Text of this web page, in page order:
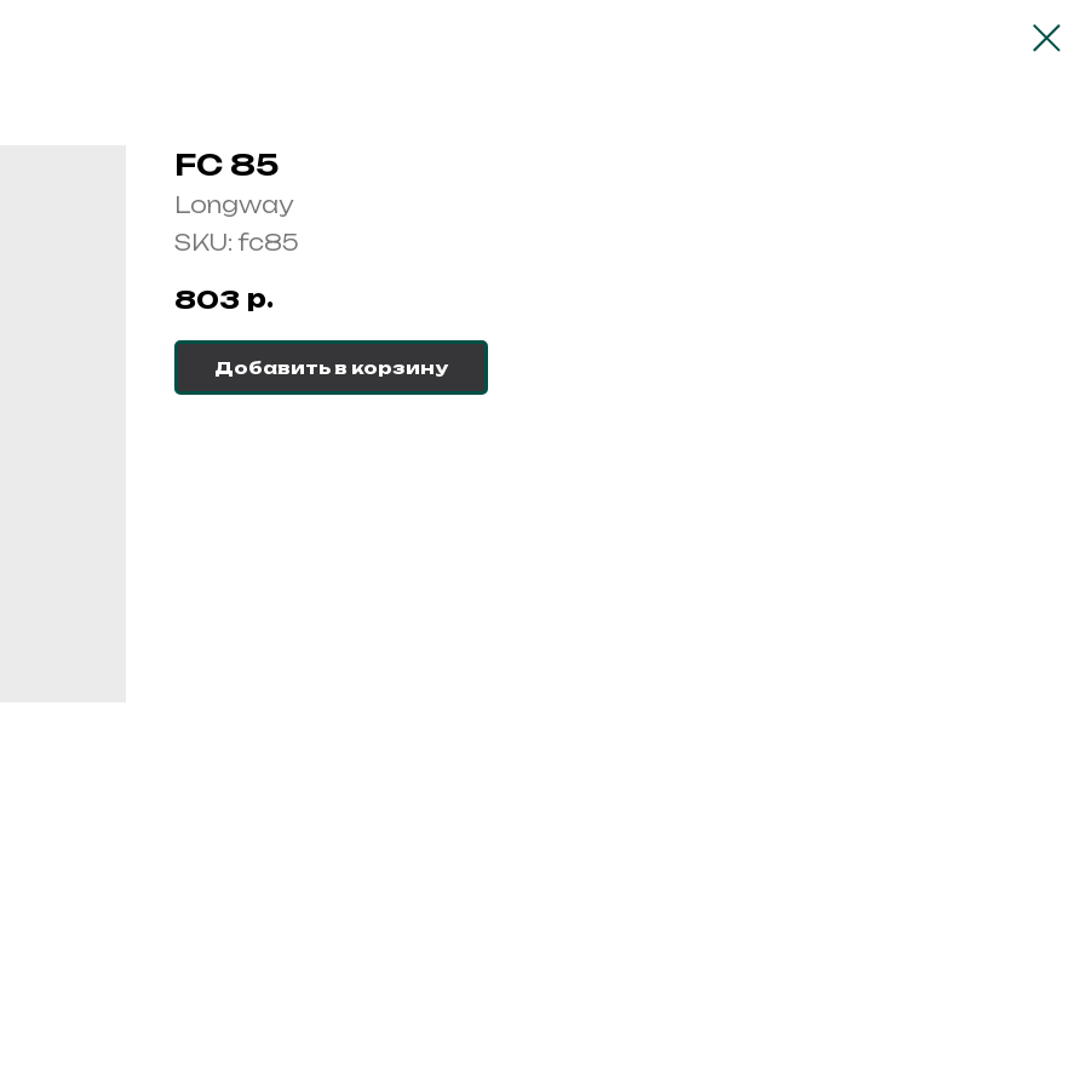
FC 85
Longway
SKU:fc85
803 р.
Добавить в корзину